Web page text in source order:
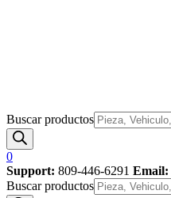
Buscar productos
0
Support: 809-446-6291 Email:
Buscar productos